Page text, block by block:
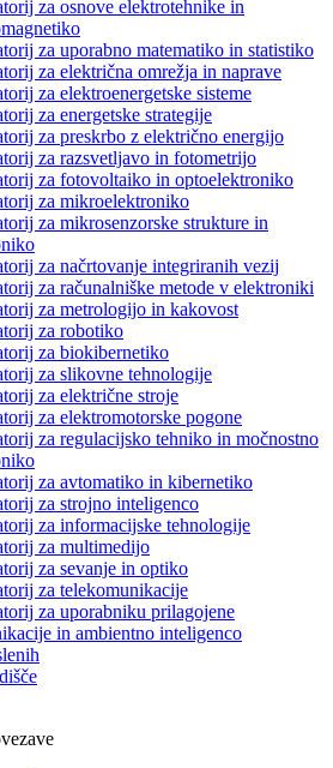
za osnove elektrotehnike in
za uporabno matematiko in statistiko
za električna omrežja in naprave
za elektroenergetske sisteme
za energetske strategije
za preskrbo z električno energijo
za razsvetljavo in fotometrijo
za fotovoltaiko in optoelektroniko
za mikroelektroniko
za mikrosenzorske strukture in
za načrtovanje integriranih vezij
za računalniške metode v elektroniki
za metrologijo in kakovost
za robotiko
za biokibernetiko
za slikovne tehnologije
za električne stroje
za elektromotorske pogone
za regulacijsko tehniko in močnostno
za avtomatiko in kibernetiko
za strojno inteligenco
za informacijske tehnologije
za multimedijo
za sevanje in optiko
za telekomunikacije
za uporabniku prilagojene
in ambientno inteligenco